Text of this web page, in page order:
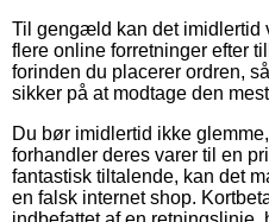
Til gengæld kan det imidlertid
flere online forretninger efter
forinden du placerer ordren,
sikker på at modtage den
Du bør imidlertid ikke
forhandler deres varer til en
fantastisk tiltalende, kan det
en falsk internet shop.